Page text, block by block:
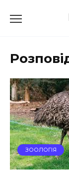
до
ЗООЛОГІЯ